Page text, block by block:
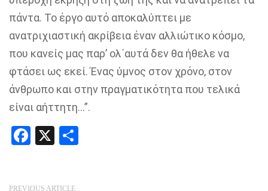
πάντα. Το έργο αυτό αποκαλύπτει με
ανατριχιαστική ακρίβεια έναν αλλιώτικο κόσμο,
που κανείς μας παρ’ ολ΄αυτά δεν θα ήθελε να
φτάσει ως εκεί. Ένας ύμνος στον χρόνο, στον
άνθρωπο και στην πραγματικότητα που τελικά
είναι αήττητη…”.
Facebook
X
PREVIOUS ARTICLE